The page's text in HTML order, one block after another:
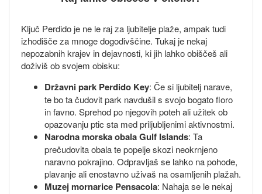
Ključ Perdido je ne le raj za ljubitelje plaže, ampak tudi
izhodišče za mnoge dogodivščine. Tukaj je nekaj
nepozabnih krajev in dejavnosti, ki jih lahko obiščeš ali
doživiš ob svojem obisku:
Državni park Perdido Key: Če si ljubitelj narave,
te bo ta čudovit park navdušil s svojo bogato floro
in favno. Sprehod po njegovih poteh ali užitek ob
opazovanju ptic sta med priljubljenimi aktivnostmi.
Narodna morska obala Gulf Islands: Ta
prečudovita obala te popelje skozi neokrnjeno
naravno pokrajino. Odpravljaš se lahko na pohode,
plavanje ali enostavno uživaš na osamljenih plažah.
Muzej mornarice Pensacola: Nahaja se le nekaj